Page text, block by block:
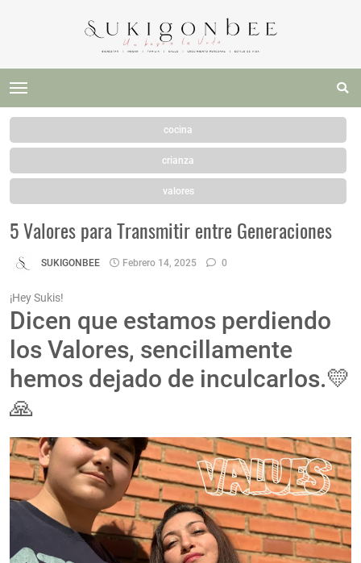
cocina
crianza
valores
5 Valores para Transmitir entre Generaciones
SUKIGONBEE Febrero 14, 2025 0
¡Hey Sukis!
Dicen que estamos perdiendo
los Valores, sencillamente
hemos dejado de inculcarlos.💛
🙏